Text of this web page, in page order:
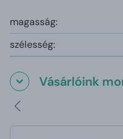
magasság:
szélesség:
Vásárlóink